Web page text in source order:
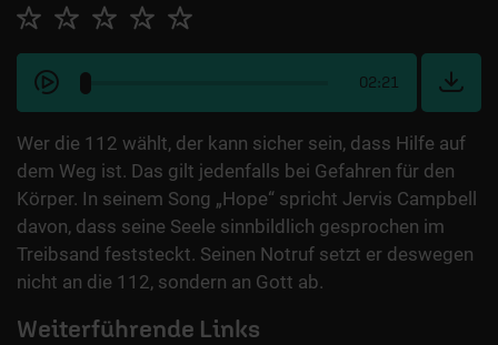
02:21
Wer die 112 wählt, der kann sicher sein, dass Hilfe auf
dem Weg ist. Das gilt jedenfalls bei Gefahren für den
Körper. In seinem Song „Hope“ spricht Jervis Campbell
davon, dass seine Seele sinnbildlich gesprochen im
Treibsand feststeckt. Seinen Notruf setzt er deswegen
nicht an die 112, sondern an Gott ab.
Weiterführende Links